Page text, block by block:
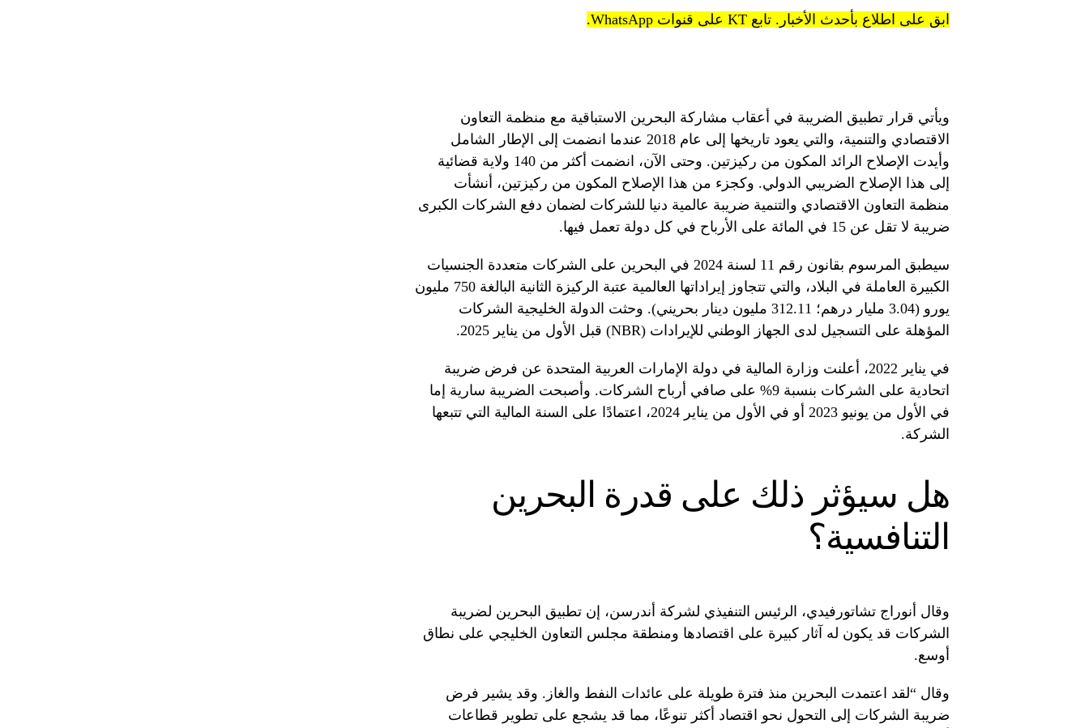
ابق على اطلاع بأحدث الأخبار. تابع KT على قنوات WhatsApp.
ويأتي قرار تطبيق الضريبة في أعقاب مشاركة البحرين الاستباقية مع منظمة التعاون
الاقتصادي والتنمية، والتي يعود تاريخها إلى عام 2018 عندما انضمت إلى الإطار الشامل
وأيدت الإصلاح الرائد المكون من ركيزتين. وحتى الآن، انضمت أكثر من 140 ولاية قضائية
إلى هذا الإصلاح الضريبي الدولي. وكجزء من هذا الإصلاح المكون من ركيزتين، أنشأت
منظمة التعاون الاقتصادي والتنمية ضريبة عالمية دنيا للشركات لضمان دفع الشركات الكبرى
ضريبة لا تقل عن 15 في المائة على الأرباح في كل دولة تعمل فيها.
سيطبق المرسوم بقانون رقم 11 لسنة 2024 في البحرين على الشركات متعددة الجنسيات
الكبيرة العاملة في البلاد، والتي تتجاوز إيراداتها العالمية عتبة الركيزة الثانية البالغة 750 مليون
يورو (3.04 مليار درهم؛ 312.11 مليون دينار بحريني). وحثت الدولة الخليجية الشركات
المؤهلة على التسجيل لدى الجهاز الوطني للإيرادات (NBR) قبل الأول من يناير 2025.
في يناير 2022، أعلنت وزارة المالية في دولة الإمارات العربية المتحدة عن فرض ضريبة
اتحادية على الشركات بنسبة 9% على صافي أرباح الشركات. وأصبحت الضريبة سارية إما
في الأول من يونيو 2023 أو في الأول من يناير 2024، اعتمادًا على السنة المالية التي تتبعها
الشركة.
هل سيؤثر ذلك على قدرة البحرين
التنافسية؟
وقال أنوراج تشاتورفيدي، الرئيس التنفيذي لشركة أندرسن، إن تطبيق البحرين لضريبة
الشركات قد يكون له آثار كبيرة على اقتصادها ومنطقة مجلس التعاون الخليجي على نطاق
أوسع.
وقال “لقد اعتمدت البحرين منذ فترة طويلة على عائدات النفط والغاز. وقد يشير فرض
ضريبة الشركات إلى التحول نحو اقتصاد أكثر تنوعًا، مما قد يشجع على تطوير قطاعات